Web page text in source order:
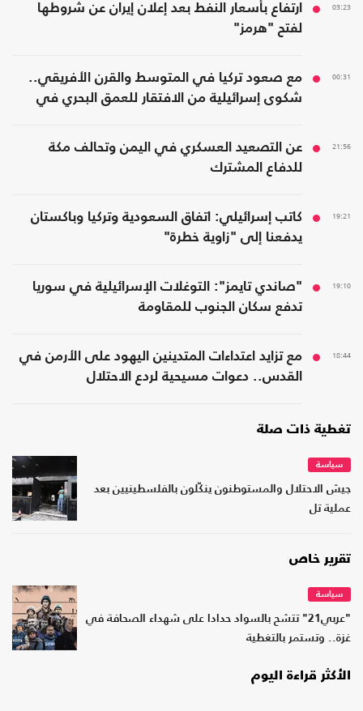
03:23
ارتفاع بأسعار النفط بعد إعلان إيران عن شروطها
لفتح "هرمز"
00:31
مع صعود تركيا في المتوسط والقرن الأفريقي..
شكوى إسرائيلية من الافتقار للعمق البحري في
21:56
عن التصعيد العسكري في اليمن وتحالف مكة
للدفاع المشترك
19:21
كاتب إسرائيلي: اتفاق السعودية وتركيا وباكستان
يدفعنا إلى "زاوية خطرة"
19:10
"صاندي تايمز": التوغلات الإسرائيلية في سوريا
تدفع سكان الجنوب للمقاومة
18:44
مع تزايد اعتداءات المتدينين اليهود على الأرمن في
القدس.. دعوات مسيحية لردع الاحتلال
تغطية ذات صلة
سياسة
جيش الاحتلال والمستوطنون ينكّلون بالفلسطينيين بعد
عملية تل
تقرير خاص
سياسة
"عربي21" تتشح بالسواد حدادا على شهداء الصحافة في
غزة.. وتستمر بالتغطية
الأكثر قراءة اليوم